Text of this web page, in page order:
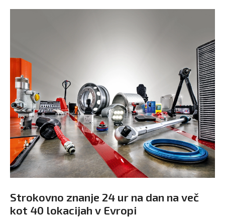
Strokovno znanje 24 ur na dan na več
kot 40 lokacijah v Evropi